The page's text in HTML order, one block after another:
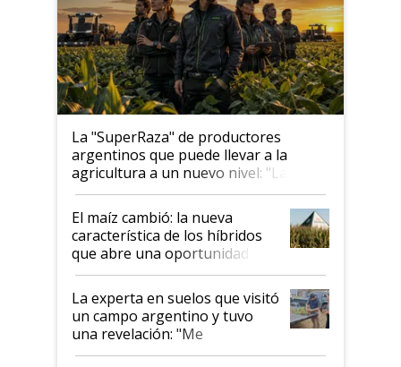
La "SuperRaza" de productores
argentinos que puede llevar a la
agricultura a un nuevo nivel: "Las
posibilidades de crecimiento son
infinitas"
El maíz cambió: la nueva
característica de los híbridos
que abre una oportunidad en
el lote
La experta en suelos que visitó
un campo argentino y tuvo
una revelación: "Me
impresionó mucho"